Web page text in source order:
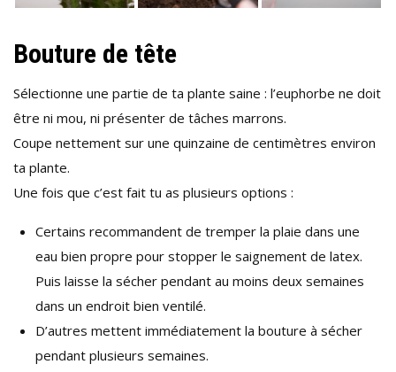
Bouture de tête
Sélectionne une partie de ta plante saine : l’euphorbe ne doit
être ni mou, ni présenter de tâches marrons.
Coupe nettement sur une quinzaine de centimètres environ
ta plante.
Une fois que c’est fait tu as plusieurs options :
Certains recommandent de tremper la plaie dans une
eau bien propre pour stopper le saignement de latex.
Puis laisse la sécher pendant au moins deux semaines
dans un endroit bien ventilé.
D’autres mettent immédiatement la bouture à sécher
pendant plusieurs semaines.